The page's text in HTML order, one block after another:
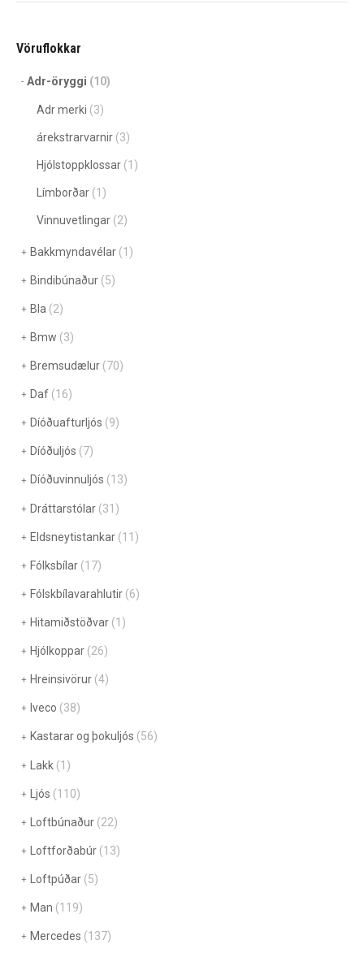
Vöruflokkar
Adr-öryggi (10)
Adr merki (3)
árekstrarvarnir (3)
Hjólstoppklossar (1)
Límborðar (1)
Vinnuvetlingar (2)
Bakkmyndavélar (1)
Bindibúnaður (5)
Bla (2)
Bmw (3)
Bremsudælur (70)
Daf (16)
Díóðuafturljós (9)
Díóðuljós (7)
Díóðuvinnuljós (13)
Dráttarstólar (31)
Eldsneytistankar (11)
Fólksbílar (17)
Fólskbílavarahlutir (6)
Hitamiðstöðvar (1)
Hjólkoppar (26)
Hreinsivörur (4)
Iveco (38)
Kastarar og þokuljós (56)
Lakk (1)
Ljós (110)
Loftbúnaður (22)
Loftforðabúr (13)
Loftpúðar (5)
Man (119)
Mercedes (137)